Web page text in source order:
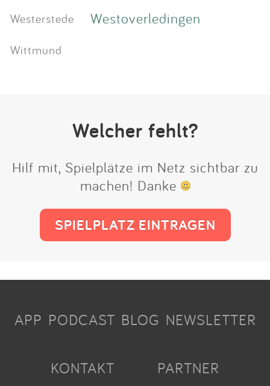
Westerstede
Westoverledingen
Wittmund
Welcher fehlt?
Hilf mit, Spielplätze im Netz sichtbar zu
machen! Danke
SPIELPLATZ EINTRAGEN
APP PODCAST BLOG NEWSLETTER
KONTAKT PARTNER